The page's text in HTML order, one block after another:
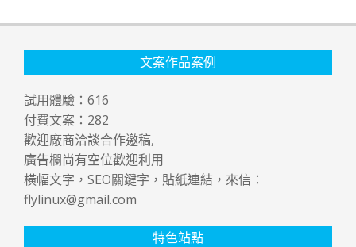
文案作品案例
試用體驗： 616
付費文案： 282
歡迎廠商洽談合作邀稿,
廣告欄尚有空位歡迎利用
橫幅文字，SEO關鍵字，貼紙連結，來信：
flylinux@gmail.com
特色站點